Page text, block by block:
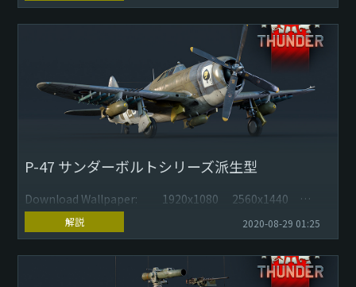
P-47 サンダーボルトシリーズ派生型
Download Wallpaper: 1920x1080 2560x1440
3840x2160
『War Thunder』の次期大型アップデート「レイニン...
解説 2020-08-29 01:25